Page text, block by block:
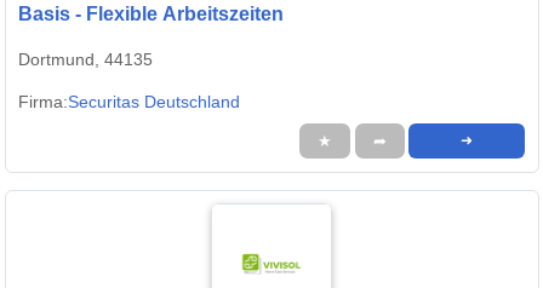
Basis - Flexible Arbeitszeiten
Dortmund, 44135
Firma:Securitas Deutschland
★ ➦ ➜